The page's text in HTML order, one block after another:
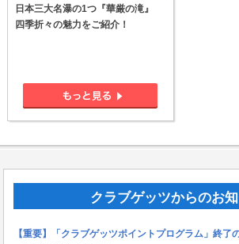
日本三大名瀑の1つ『華厳の滝』
四季折々の魅力をご紹介！
クラブゲッツからのお
【重要】「クラブゲッツポイントプログラム」終了